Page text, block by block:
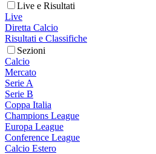
Live e Risultati
Live
Diretta Calcio
Risultati e Classifiche
Sezioni
Calcio
Mercato
Serie A
Serie B
Coppa Italia
Champions League
Europa League
Conference League
Calcio Estero